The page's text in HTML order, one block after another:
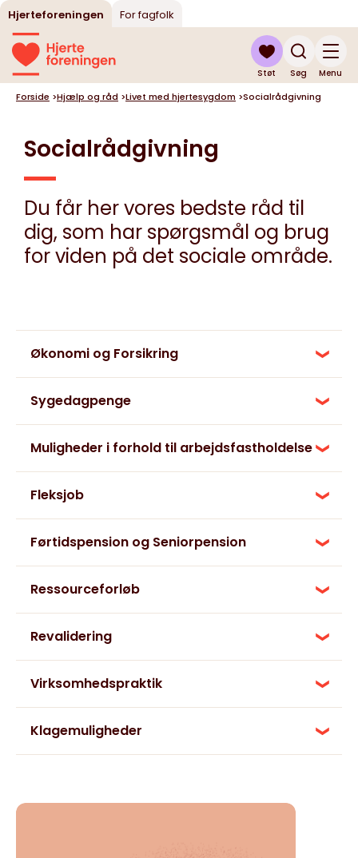
Hjerteforeningen For fagfolk
Søg
Støt Menu
Forside >Hjælp og råd >Livet med hjertesygdom >Socialrådgivning
Socialrådgivning
Du får her vores bedste råd til
dig, som har spørgsmål og brug
for viden på det sociale område.
Økonomi og Forsikring
Sygedagpenge
Muligheder i forhold til arbejdsfastholdelse
Fleksjob
Førtidspension og Seniorpension
Ressourceforløb
Revalidering
Virksomhedspraktik
Klagemuligheder